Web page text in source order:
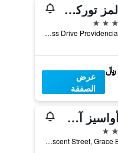
ذا بالمز توركس آند كايكوس
Grace Bay Beach,Princess Drive Providenciales,16, بروفيدنسياليس, جزر تركس وكايكوس
عرض
الصفقة
ذي أواسيز آت جرايس باي
#2 Crescent Street, Grace Bay, بروفيدنسياليس, جزر تركس وكايكوس